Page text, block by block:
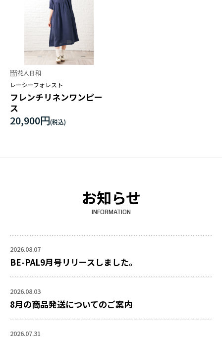
花人日和
レーシーフォレスト
フレンチリネンワンピー
ス
20,900円
お知らせ
INFORMATION
2026.08.07
BE-PAL9月号リリースしました。
2026.08.03
8月の商品発送についてのご案内
2026.07.31